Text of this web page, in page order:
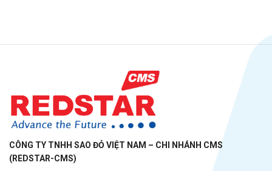
CÔNG TY TNHH SAO ĐỎ VIỆT NAM – CHI NHÁNH CMS
(REDSTAR-CMS)